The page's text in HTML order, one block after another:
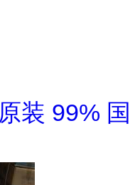
装 99% 国